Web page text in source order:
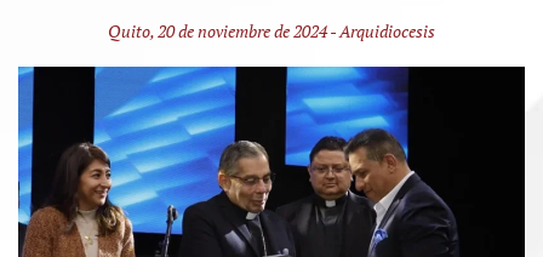
Quito, 20 de noviembre de 2024 - Arquidiocesis